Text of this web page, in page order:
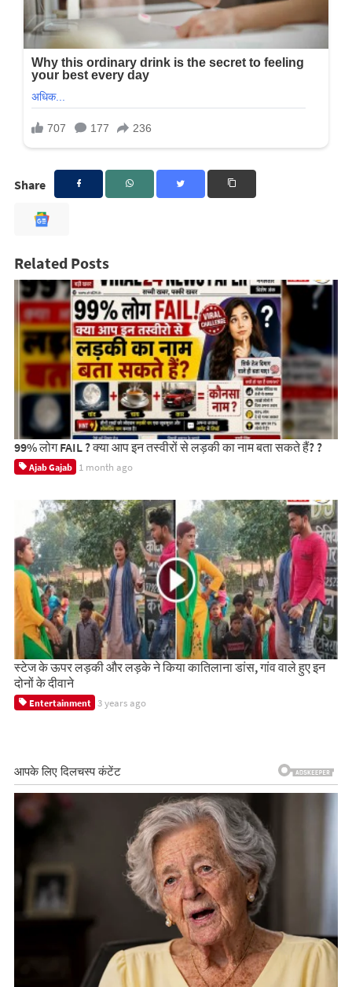
Share
Related Posts
99% लोग FAIL ? क्या आप इन तस्वीरों से लड़की का नाम बता सकते हैं? ?
Ajab Gajab 1 month ago
स्टेज के ऊपर लड़की और लड़के ने किया कातिलाना डांस, गांव वाले हुए इन
दोनों के दीवाने
Entertainment 3 years ago